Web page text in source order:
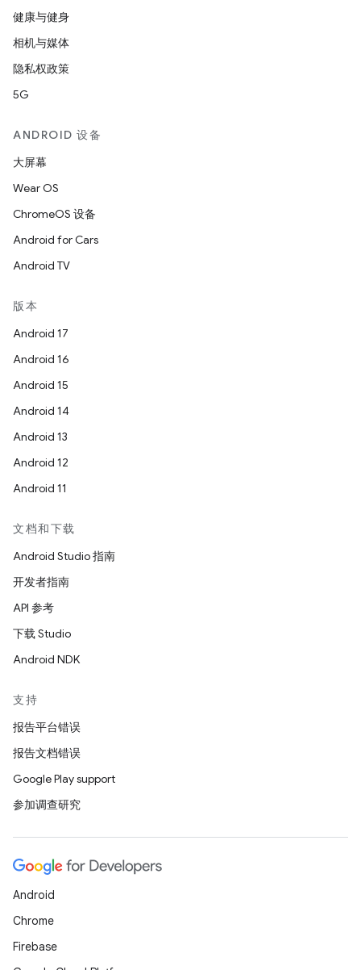
健康与健身
相机与媒体
隐私权政策
5G
ANDROID 设备
大屏幕
Wear OS
ChromeOS 设备
Android for Cars
Android TV
版本
Android 17
Android 16
Android 15
Android 14
Android 13
Android 12
Android 11
文档和下载
Android Studio 指南
开发者指南
API 参考
下载 Studio
Android NDK
支持
报告平台错误
报告文档错误
Google Play support
参加调查研究
Android
Chrome
Firebase